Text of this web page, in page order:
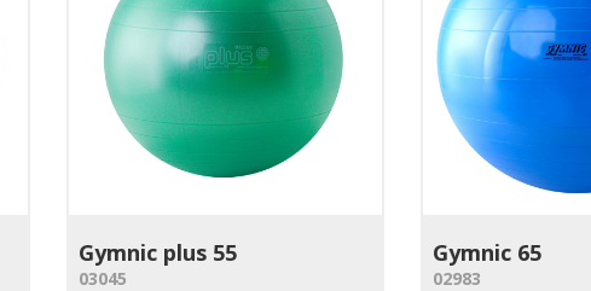
Gymnic plus 55
03045
Gymnic 65
02983